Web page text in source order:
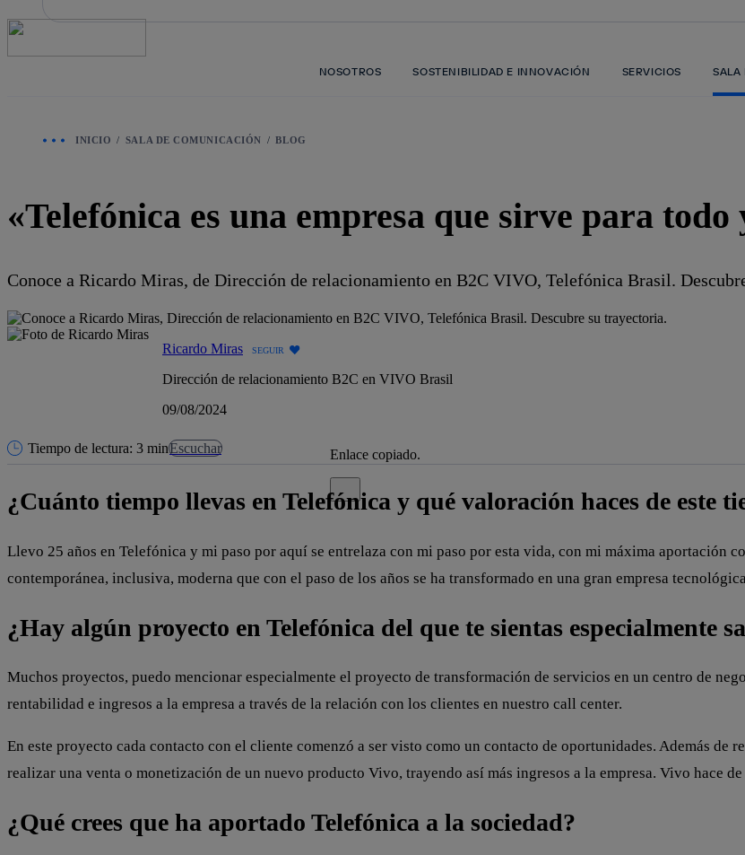
al
NOSOTROS SOSTENIBILIDAD E INNOVACIÓN SERVICIOS SALA
INICIO SALA DE COMUNICACIÓN BLOG
«Telefónica es una empresa que sirve para
Conoce a Ricardo Miras, de Dirección de relacionamiento en B2C VIVO, Telefónica Brasil.
Ricardo Miras SEGUIR
Dirección de relacionamiento B2C en VIVO Brasil
09/08/2024
Tiempo de lectura: 3 minEscuchar Enlace copiado.
¿Cuánto tiempo llevas en Telefónica y qué valoración haces de este
Llevo 25 años en Telefónica y mi paso por aquí se entrelaza con mi paso por esta vida, con mi máxima aportación
contemporánea, inclusiva, moderna que con el paso de los años se ha transformado en una gran empresa
¿Hay algún proyecto en Telefónica del que te sientas especialmente
Muchos proyectos, puedo mencionar especialmente el proyecto de transformación de servicios en un centro de
rentabilidad e ingresos a la empresa a través de la relación con los clientes en nuestro call center.
En este proyecto cada contacto con el cliente comenzó a ser visto como un contacto de oportunidades. Además
realizar una venta o monetización de un nuevo producto Vivo, trayendo así más ingresos a la empresa. Vivo hace
¿Qué crees que ha aportado Telefónica a la sociedad?